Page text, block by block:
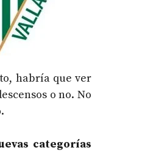
habría que ver
o no. No
categorías